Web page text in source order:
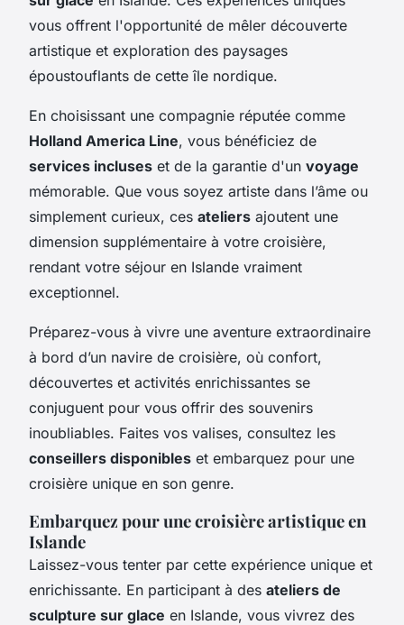
vous offrent l'opportunité de mêler découverte
artistique et exploration des paysages
époustouflants de cette île nordique.
En choisissant une compagnie réputée comme
Holland America Line, vous bénéficiez de
services incluses et de la garantie d'un voyage
mémorable. Que vous soyez artiste dans l’âme ou
simplement curieux, ces ateliers ajoutent une
dimension supplémentaire à votre croisière,
rendant votre séjour en Islande vraiment
exceptionnel.
Préparez-vous à vivre une aventure extraordinaire
à bord d’un navire de croisière, où confort,
découvertes et activités enrichissantes se
conjuguent pour vous offrir des souvenirs
inoubliables. Faites vos valises, consultez les
conseillers disponibles et embarquez pour une
croisière unique en son genre.
Embarquez pour une croisière artistique en
Islande
Laissez-vous tenter par cette expérience unique et
enrichissante. En participant à des ateliers de
sculpture sur glace en Islande, vous vivrez des